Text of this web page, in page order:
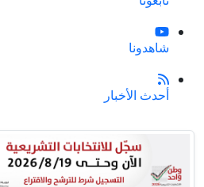
شاهدونا
أحدث الأخبار